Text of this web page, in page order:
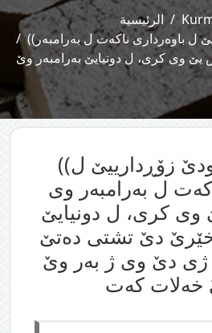
الرئيسية
((مسوگه‌ر خودێ زۆڕدارییێ ل باوه‌رداری ناكه‌ت ل به‌رامبه‌ر
((مسوگه‌ر خودێ زۆڕدارییێ ل
ل به‌رامبه‌ر وی
كری، ل دونیایێ
خێرێ دێ تشتی ده‌تێ
ژی دێ وی ژ به‌ر وێ
خه‌لات كه‌ت